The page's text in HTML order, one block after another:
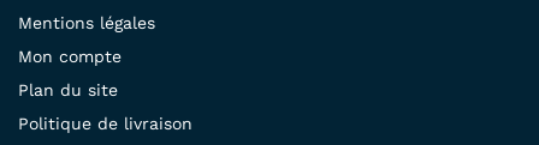
Mentions légales
Mon compte
Plan du site
Politique de livraison